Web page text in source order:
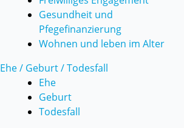
Gesundheit und
Pfegefinanzierung
Wohnen und leben im Alter
Ehe / Geburt / Todesfall
Ehe
Geburt
Todesfall